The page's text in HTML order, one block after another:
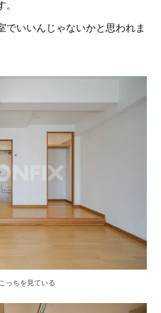
でいいんじゃないかと思われま
っちを見ている